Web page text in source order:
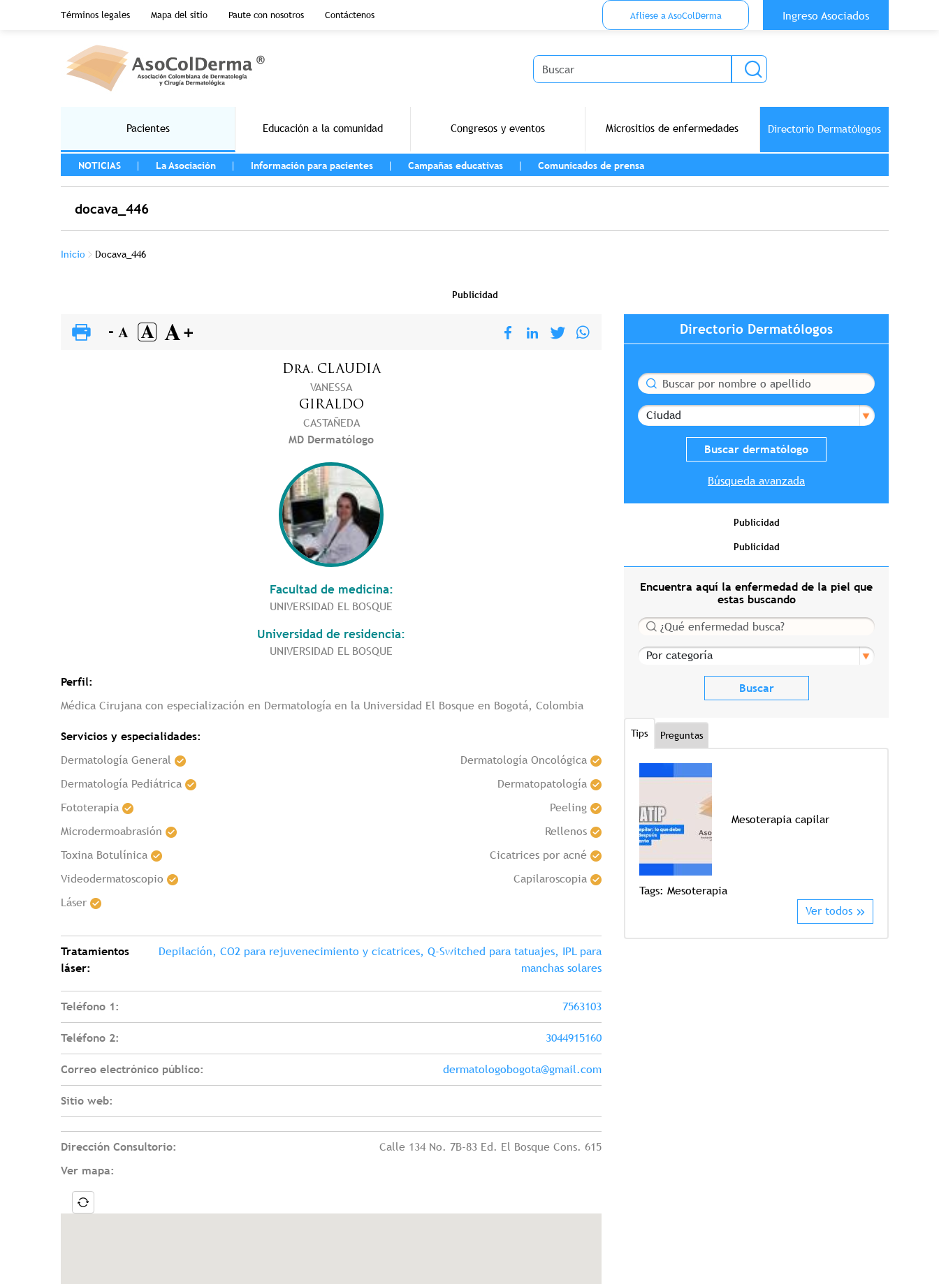
Pasar al contenido principal
Términos legales
Mapa del sitio Paute con nosotros Contáctenos
Menu Top Anónimo
Aflíese a AsoColDerma
Ingreso Asociados
Buscar
Pacientes Educación a la comunidad Congresos y eventos Micrositios de enfermedades Directorio Dermatólogos
MENU LEFT
NOTICIAS
La Asociación Información para pacientes Campañas educativas Comunicados de prensa
docava_446
Sobrescribir enlaces de ayuda a la navegación
Inicio Docava_446
Publicidad
Dra. CLAUDIA
VANESSA
GIRALDO
CASTAÑEDA
MD Dermatólogo
Facultad de medicina:
UNIVERSIDAD EL BOSQUE
Universidad de residencia:
UNIVERSIDAD EL BOSQUE
Perfil:
Médica Cirujana con especialización en Dermatología en la Universidad El Bosque en Bogotá, Colombia
Servicios y especialidades:
Dermatología General
Dermatología Oncológica
Dermatología Pediátrica
Dermatopatología
Fototerapia
Peeling
Microdermoabrasión
Rellenos
Toxina Botulínica
Cicatrices por acné
Videodermatoscopio
Capilaroscopia
Láser
Tratamientos
láser:
Depilación, CO2 para rejuvenecimiento y cicatrices, Q-Switched para tatuajes, IPL para
manchas solares
Teléfono 1: 7563103
Teléfono 2: 3044915160
Correo electrónico público: dermatologobogota@gmail.com
Sitio web:
Dirección Consultorio:
Calle 134 No. 7B-83 Ed. El Bosque Cons. 615
Ver mapa:
Directorio Dermatólogos
Buscar
Ciudad
Búsqueda avanzada
Publicidad
Publicidad
Encuentra aquí la enfermedad de la piel que
estas buscando
Buscar
Por categoría
Tips Preguntas
Tricología: Expertos en
salud capilar
Mesoterapia capilar
Tags: Mesoterapia
Ver todos